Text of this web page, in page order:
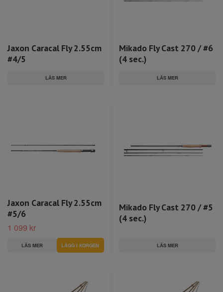
Jaxon Caracal Fly 2.55cm
#4/5
LÄS MER
Mikado Fly Cast 270 / #6
(4 sec.)
LÄS MER
Jaxon Caracal Fly 2.55cm
#5/6
1 099 kr
LÄS MER
Mikado Fly Cast 270 / #5
(4 sec.)
LÄS MER